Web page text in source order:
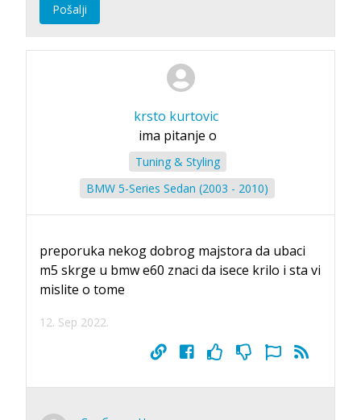
Pošalji
krsto kurtovic
ima pitanje o
Tuning & Styling
BMW 5-Series Sedan (2003 - 2010)
preporuka nekog dobrog majstora da ubaci
m5 skrge u bmw e60 znaci da isece krilo i sta vi
mislite o tome
12. Sep 2022.